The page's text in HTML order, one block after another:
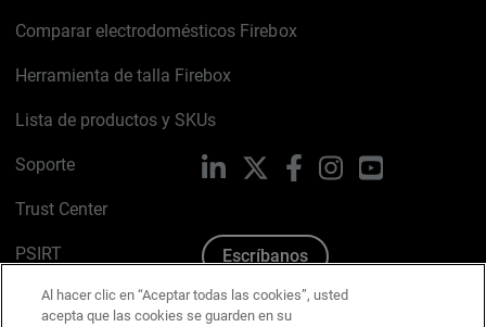
Comparar electrodomésticos Firebox
Herramienta de talla Firebox
Lista de productos y SKUs
Soporte
Trust Center
PSIRT
Política de cookies
LinkedIn FacebookInstagramYouTube
Escríbanos
Al hacer clic en “Aceptar todas las cookies”, usted
acepta que las cookies se guarden en su